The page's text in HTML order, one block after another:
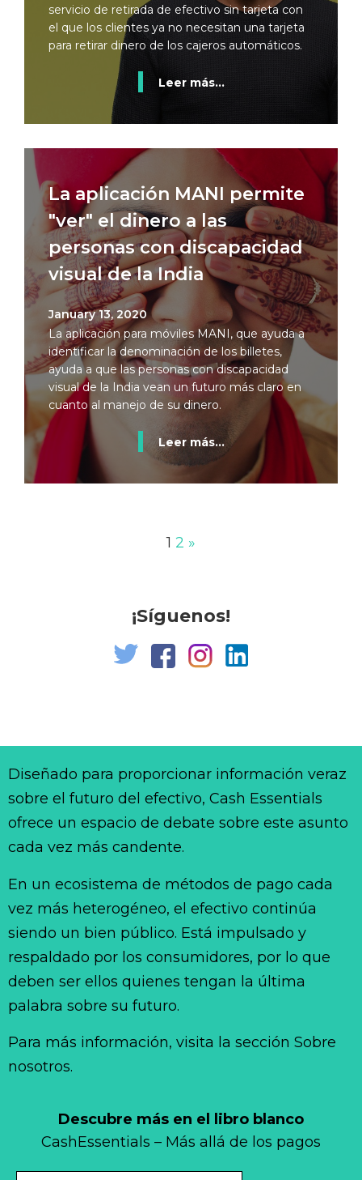
servicio de retirada de efectivo sin tarjeta con
el que los clientes ya no necesitan una tarjeta
para retirar dinero de los cajeros automáticos.
Leer más...
La aplicación MANI permite
"ver" el dinero a las
personas con discapacidad
visual de la India
January 13, 2020
La aplicación para móviles MANI, que ayuda a
identificar la denominación de los billetes,
ayuda a que las personas con discapacidad
visual de la India vean un futuro más claro en
cuanto al manejo de su dinero.
Leer más...
1 2 »
¡Síguenos!
Descubre más en el libro blanco
CashEssentials – Más allá de los pagos
Diseñado para proporcionar información veraz
sobre el futuro del efectivo, Cash Essentials
ofrece un espacio de debate sobre este asunto
cada vez más candente.
En un ecosistema de métodos de pago cada
vez más heterogéneo, el efectivo continúa
siendo un bien público. Está impulsado y
respaldado por los consumidores, por lo que
deben ser ellos quienes tengan la última
palabra sobre su futuro.
Para más información, visita la sección Sobre
nosotros.